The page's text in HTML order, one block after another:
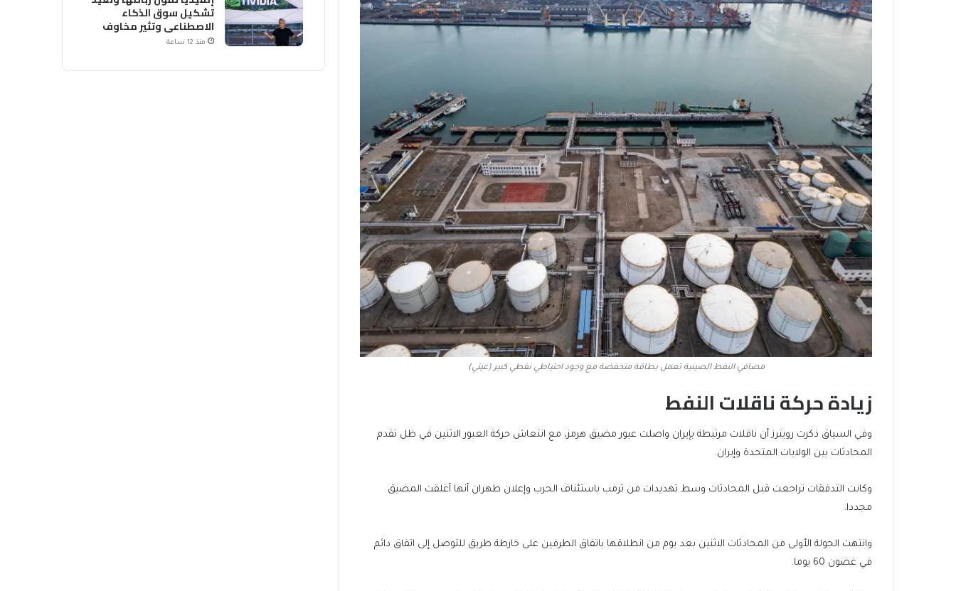
مصافي النفط الصينية تعمل بطاقة منخفضة مع وجود احتياطي نفطي كبير (غيتي)
زيادة حركة ناقلات النفط
وفي السياق ذكرت رويترز أن ناقلات مرتبطة بإيران واصلت عبور مضيق هرمز، مع انتعاش حركة العبور الاثنين في ظل تقدم
المحادثات بين الولايات المتحدة وإيران.
وكانت التدفقات تراجعت قبل المحادثات وسط تهديدات من ترمب باستئناف الحرب وإعلان طهران أنها أغلقت المضيق
مجددا.
وانتهت الجولة ⁠الأولى من المحادثات الاثنين بعد يوم من انطلاقها باتفاق الطرفين على خارطة طريق للتوصل إلى اتفاق دائم
في غضون 60 يوما.
تشكيل سوق الذكاء
الاصطناعي وتثير مخاوف
منذ 12 ساعة